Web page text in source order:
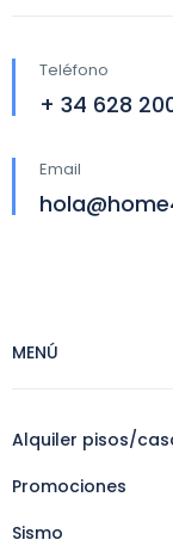
Teléfono
+ 34 628
Email
MENÚ
Alquiler pisos/
Promociones
Sismo